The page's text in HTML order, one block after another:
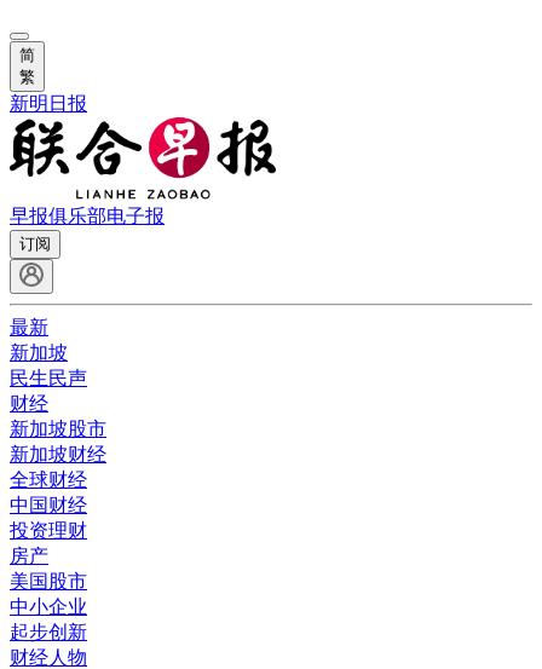
简
繁
新明日报
早报俱乐部电子报
订阅
最新
新加坡
民生民声
财经
新加坡股市
新加坡财经
全球财经
中国财经
投资理财
房产
美国股市
中小企业
起步创新
财经人物